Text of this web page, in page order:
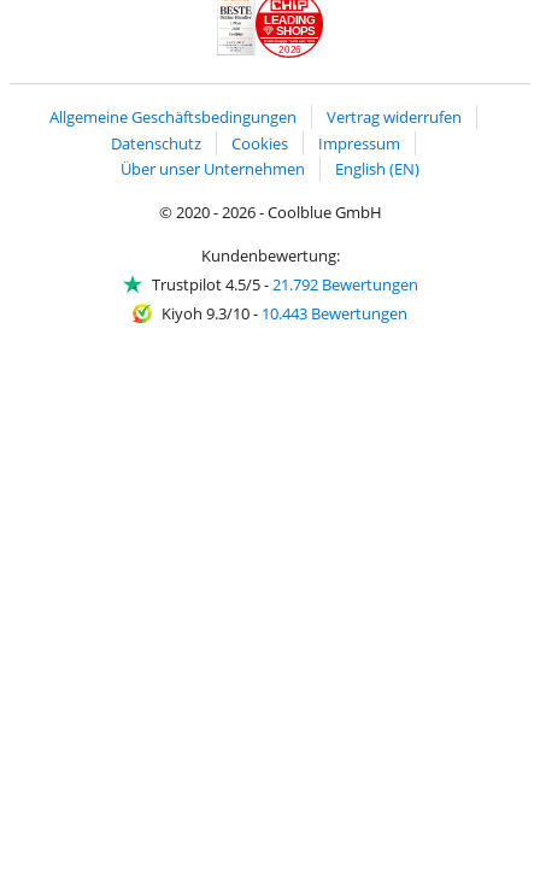
2026
LEADING
SHOPS
Allgemeine Geschäftsbedingungen
Vertrag widerrufen
Datenschutz
Cookies
Impressum
Über unser Unternehmen
English (EN)
© 2020 - 2026 - Coolblue GmbH
Kundenbewertung:
Trustpilot 4.5/5-21.792 Bewertungen
Kiyoh 9.3/10- 10.443 Bewertungen